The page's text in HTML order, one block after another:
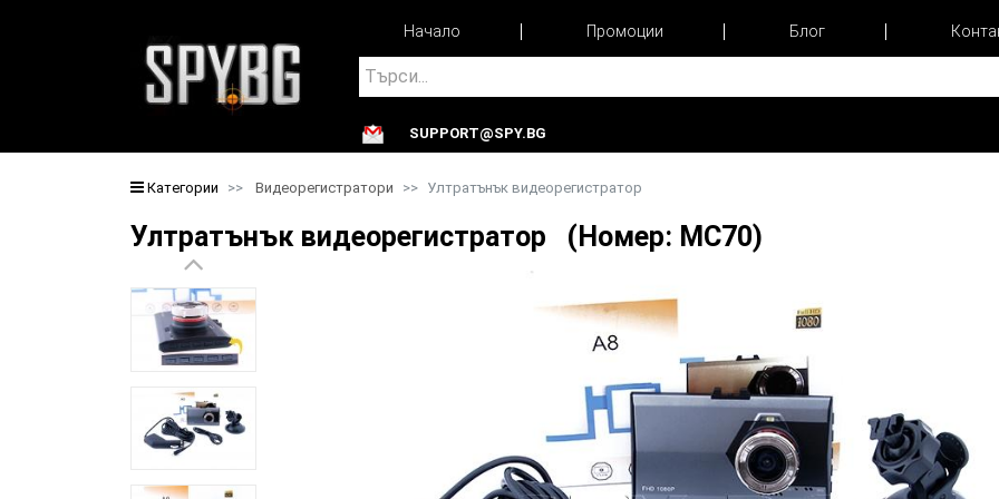
Начало Промоции Блог
Search
SUPPORT@SPY.BG
Категории Видеорегистратори Ултратънък видеорегистратор
Ултратънък видеорегистратор (Номер: MC70)